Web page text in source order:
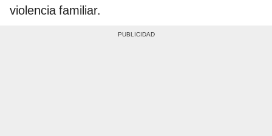
violencia familiar.